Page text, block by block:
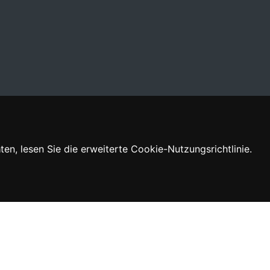
lesen Sie die erweiterte Cookie-Nutzungsrichtlinie.